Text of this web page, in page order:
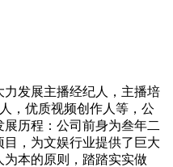
发展主播经纪人，主播培
，优质视频创作人等，公
历程：公司前身为叁年二
，为文娱行业提供了巨大
本的原则，踏踏实实做